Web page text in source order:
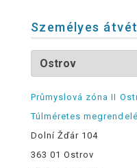
Személyes
Průmyslová zóna II
Túlméretes
Dolní Žďár 104
363 01 Ostrov